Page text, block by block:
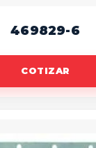
469829-6
COTIZAR